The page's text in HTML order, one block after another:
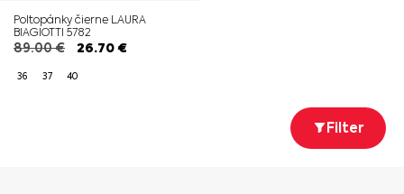
Poltopánky čierne LAURA
BIAGIOTTI 5782
89.00€ 26.70€
36 37 40
Filter